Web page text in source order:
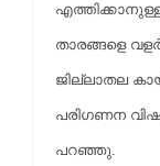
താരങ്ങളെ
ജില്ലാതല
പരിഗണന
പറഞ്ഞു.